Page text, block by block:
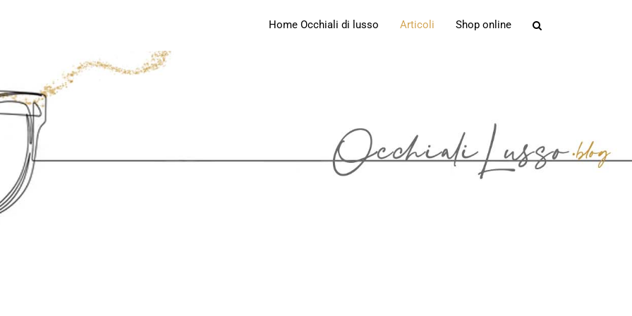
Home Occhiali di lusso Articoli Shop online